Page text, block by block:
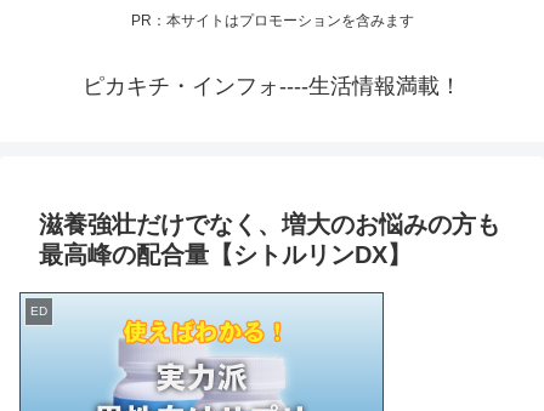
PR：本サイトはプロモーションを含みます
ピカキチ・インフォ----生活情報満載！
滋養強壮だけでなく、増大のお悩みの方も
最高峰の配合量【シトルリンDX】
ED